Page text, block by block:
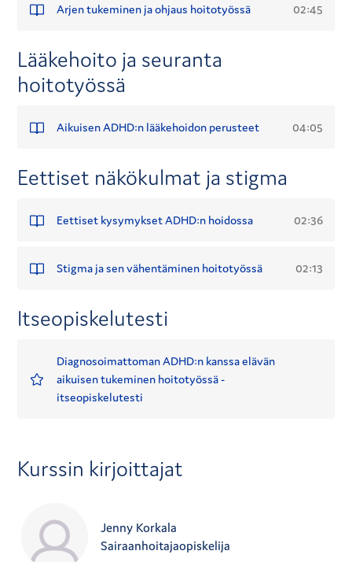
Arjen tukeminen ja ohjaus hoitotyössä 02:45
Lääkehoito ja seuranta
hoitotyössä
Aikuisen ADHD:n lääkehoidon perusteet 04:05
Eettiset näkökulmat ja stigma
Eettiset kysymykset ADHD:n hoidossa 02:36
Stigma ja sen vähentäminen hoitotyössä 02:13
Itseopiskelutesti
Diagnosoimattoman ADHD:n kanssa elävän
aikuisen tukeminen hoitotyössä -
itseopiskelutesti
Kurssin kirjoittajat
Jenny Korkala
Sairaanhoitajaopiskelija